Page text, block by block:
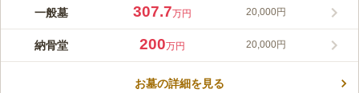
渋谷山親王院 東福寺は、渋谷区内最古の寺院として知られてい
のが特徴です。 園内は、都心にありながらも自然に囲まれてお
り、陽当り良好です。明るい雰囲気の中、落ち着いた気持ちでお
墓」の二種類が選べます。
一般墓 307.7万円 20,000円
納骨堂 200万円 20,000円
お墓の詳細を見る